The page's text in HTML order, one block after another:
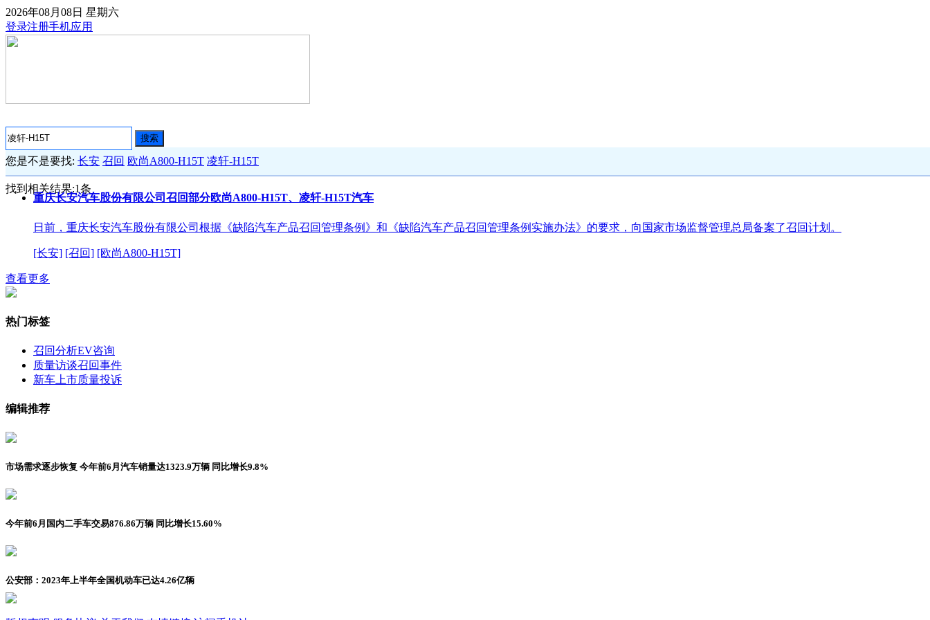
2026年08月08日 星期六
登录注册手机应用
搜索
您是不是要找: 长安 召回 欧尚A800-H15T 凌轩-H15T
找到相关结果:1条
重庆长安汽车股份有限公司召回部分欧尚A800-H15T、凌轩-H15T汽车
日前，重庆长安汽车股份有限公司根据《缺陷汽车产品召回管理条例》和《缺陷汽车产品召回管理条例实施办法》的要求，向国家市场监督管理总局备案了召回计划。
[长安] [召回] [欧尚A800-H15T]
查看更多
热门标签
召回分析EV咨询
质量访谈召回事件
新车上市质量投诉
编辑推荐
市场需求逐步恢复 今年前6月汽车销量达1323.9万辆 同比增长9.8%
今年前6月国内二手车交易876.86万辆 同比增长15.60%
公安部：2023年上半年全国机动车已达4.26亿辆